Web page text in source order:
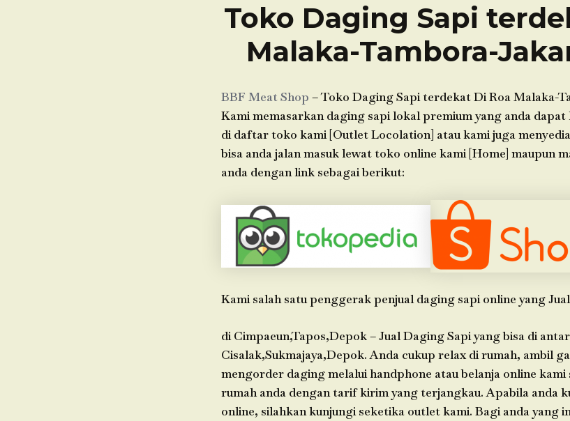
Toko Daging Sapi
Malaka-Tambora-
BBF Meat Shop – Toko Daging Sapi terdekat Di Roa Malaka-
Kami memasarkan daging sapi lokal premium yang anda
di daftar toko kami [Outlet Locolation] atau kami juga
bisa anda jalan masuk lewat toko online kami [Home] maupun
anda dengan link sebagai berikut:
Kami salah satu penggerak penjual daging sapi online yang
di Cimpaeun,Tapos,Depok – Jual Daging Sapi yang bisa di
Cisalak,Sukmajaya,Depok. Anda cukup relax di rumah, ambil
mengorder daging melalui handphone atau belanja online
rumah anda dengan tarif kirim yang terjangkau. Apabila anda
online, silahkan kunjungi seketika outlet kami. Bagi anda yang